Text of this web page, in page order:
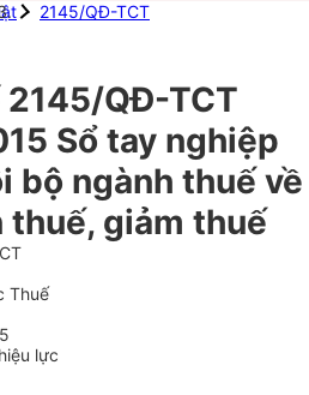
2145/QĐ-TCT
QĐ-TCT
Sổ tay nghiệp
bộ ngành thuế về
thuế, giảm thuế
Thuế
lực